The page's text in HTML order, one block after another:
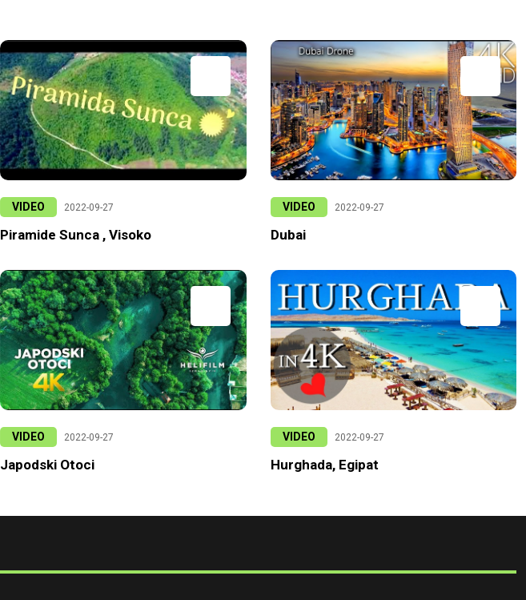
VIDEO 2022-09-27
Piramide Sunca , Visoko
VIDEO 2022-09-27
Japodski Otoci
VIDEO 2022-09-27
Dubai
VIDEO 2022-09-27
Hurghada, Egipat